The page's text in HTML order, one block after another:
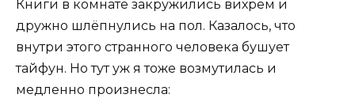
Книги в комнате закружились вихрем и
дружно шлёпнулись на пол. Казалось, что
внутри этого странного человека бушует
тайфун. Но тут уж я тоже возмутилась и
медленно произнесла: